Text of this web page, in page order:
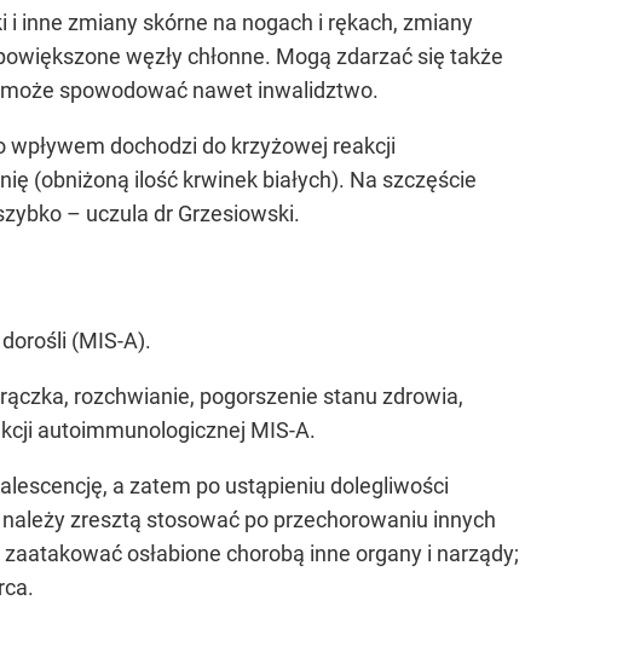
inne zmiany skórne na nogach i rękach, zmiany
węzły chłonne. Mogą zdarzać się także
spowodować nawet inwalidztwo.
dochodzi do krzyżowej reakcji
(obniżoną ilość krwinek białych). Na szczęście
– uczula dr Grzesiowski.
(MIS-A).
rozchwianie, pogorszenie stanu zdrowia,
autoimmunologicznej MIS-A.
a zatem po ustąpieniu dolegliwości
zresztą stosować po przechorowaniu innych
osłabione chorobą inne organy i narządy;